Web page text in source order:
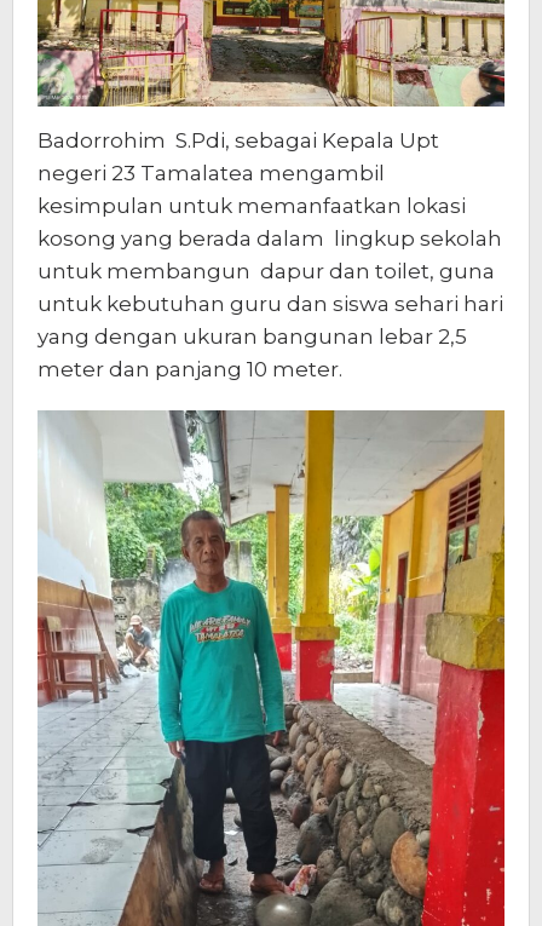
Badorrohim S.Pdi, sebagai Kepala Upt
negeri 23 Tamalatea mengambil
kesimpulan untuk memanfaatkan lokasi
kosong yang berada dalam lingkup sekolah
untuk membangun dapur dan toilet, guna
untuk kebutuhan guru dan siswa sehari hari
yang dengan ukuran bangunan lebar 2,5
meter dan panjang 10 meter.